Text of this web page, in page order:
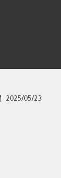
2025/05/23